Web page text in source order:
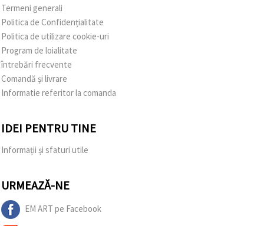
Termeni generali
Politica de Confidențialitate
Politica de utilizare cookie-uri
Program de loialitate
întrebări frecvente
Comandă și livrare
Informatie referitor la comanda
IDEI PENTRU TINE
Informații și sfaturi utile
URMEAZĂ-NE
EM ART pe Facebook